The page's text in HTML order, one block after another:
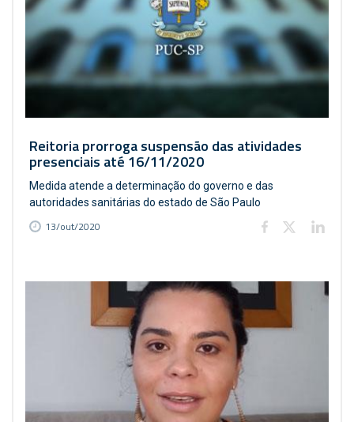
Reitoria prorroga suspensão das atividades
presenciais até 16/11/2020
Medida atende a determinação do governo e das
autoridades sanitárias do estado de São Paulo
13/out/2020